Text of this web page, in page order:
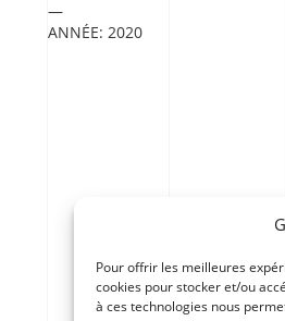
Pour offrir les meilleures
cookies pour stocker et/ou
à ces technologies nous
ANNÉE: 2020